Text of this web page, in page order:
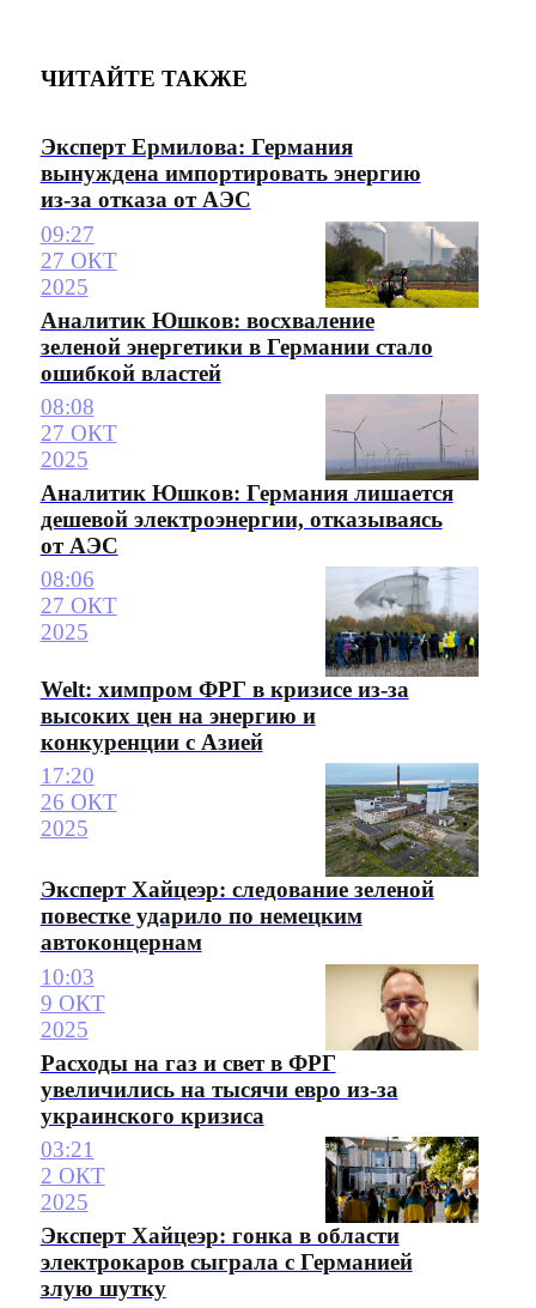
ЧИТАЙТЕ ТАКЖЕ
Эксперт Ермилова: Германия
вынуждена импортировать энергию
из-за отказа от АЭС
09:27
27 ОКТ
2025
Аналитик Юшков: восхваление
зеленой энергетики в Германии стало
ошибкой властей
08:08
27 ОКТ
2025
Аналитик Юшков: Германия лишается
дешевой электроэнергии, отказываясь
от АЭС
08:06
27 ОКТ
2025
Welt: химпром ФРГ в кризисе из-за
высоких цен на энергию и
конкуренции с Азией
17:20
26 ОКТ
2025
Эксперт Хайцеэр: следование зеленой
повестке ударило по немецким
автоконцернам
10:03
9 ОКТ
2025
Расходы на газ и свет в ФРГ
увеличились на тысячи евро из-за
украинского кризиса
03:21
2 ОКТ
2025
Эксперт Хайцеэр: гонка в области
электрокаров сыграла с Германией
злую шутку